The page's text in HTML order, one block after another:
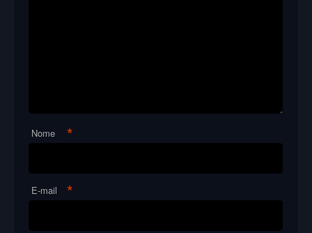
Nome *
E-mail *